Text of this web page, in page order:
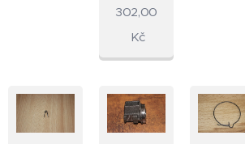
302,00
Kč